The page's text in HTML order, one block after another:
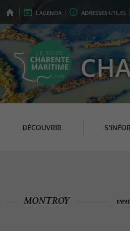
L'AGENDA ADRESSES UTILES
DÉCOUVRIR
MONTROY